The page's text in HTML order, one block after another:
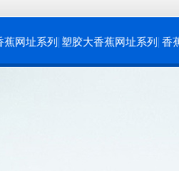
蕉网址系列 塑胶大香蕉网址系列 香